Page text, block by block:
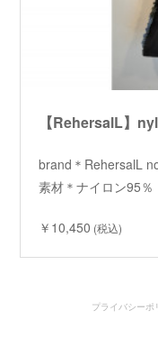
brand＊RehersalL
素材＊ナイロン95
￥10,450 (税込)
プライバシーポ